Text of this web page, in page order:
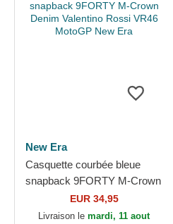
New Era
Casquette courbée bleue
snapback 9FORTY M-Crown
Denim Valentino Rossi VR46
MotoGP New Era
EUR 34,95
Livraison le mardi, 11 aout